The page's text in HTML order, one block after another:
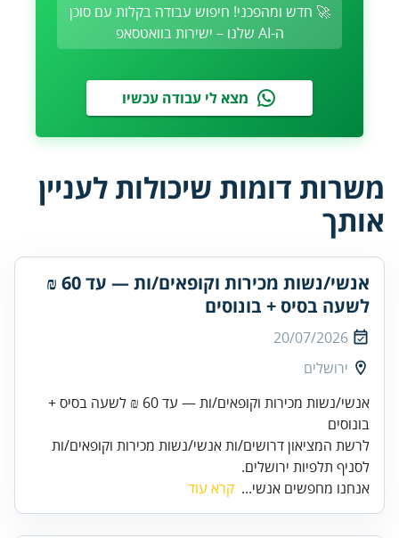
🚀 חדש ומהפכני! חיפוש עבודה בקלות עם סוכן
ה-AI שלנו – ישירות בוואטסאפ
מצא לי עבודה עכשיו
משרות דומות שיכולות לעניין
אותך
אנשי/נשות מכירות וקופאים/ות — עד 60 ₪
לשעה בסיס + בונוסים
20/07/2026
ירושלים
אנשי/נשות מכירות וקופאים/ות — עד 60 ₪ לשעה בסיס +
בונוסים
לרשת המציאון דרושים/ות אנשי/נשות מכירות וקופאים/ות
לסניף תלפיות ירושלים.
אנחנו מחפשים אנשי... קרא עוד